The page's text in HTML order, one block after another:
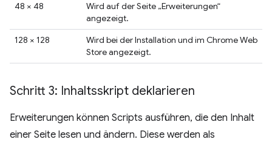
48 × 48
Wird auf der Seite „Erweiterungen“
angezeigt.
128 × 128
Wird bei der Installation und im Chrome Web
Store angezeigt.
Schritt 3: Inhaltsskript deklarieren
Erweiterungen können Scripts ausführen, die den Inhalt
einer Seite lesen und ändern. Diese werden als